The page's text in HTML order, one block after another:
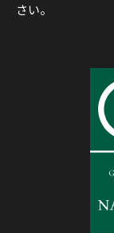
さい。